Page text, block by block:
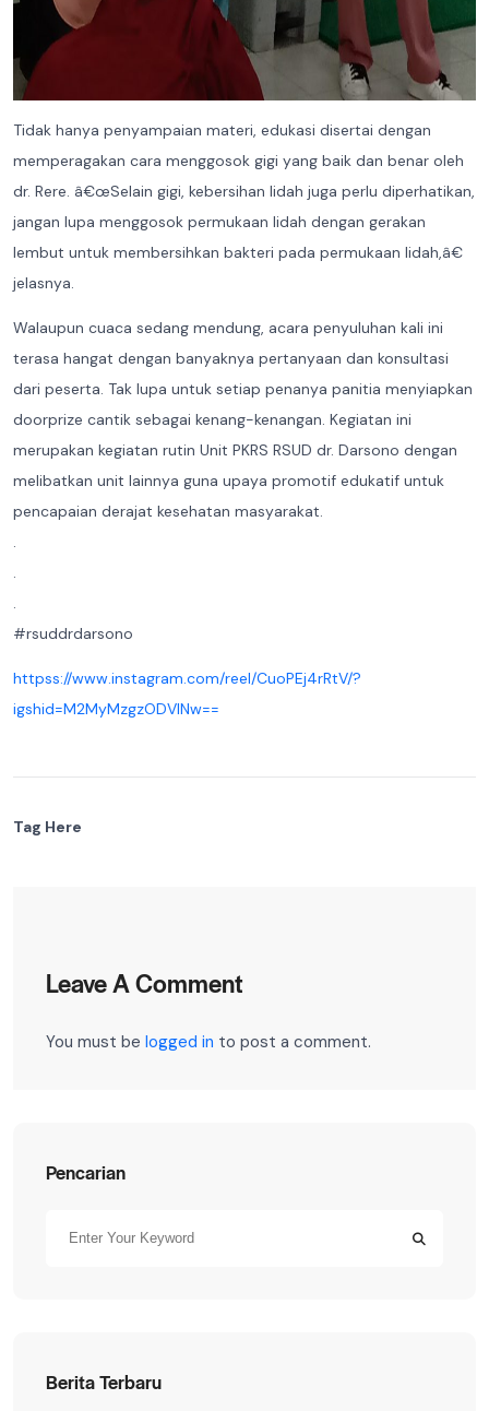
Tidak hanya penyampaian materi, edukasi disertai dengan
memperagakan cara menggosok gigi yang baik dan benar oleh
dr. Rere. â€œSelain gigi, kebersihan lidah juga perlu diperhatikan,
jangan lupa menggosok permukaan lidah dengan gerakan
lembut untuk membersihkan bakteri pada permukaan lidah,â€
jelasnya.
Walaupun cuaca sedang mendung, acara penyuluhan kali ini
terasa hangat dengan banyaknya pertanyaan dan konsultasi
dari peserta. Tak lupa untuk setiap penanya panitia menyiapkan
doorprize cantik sebagai kenang-kenangan. Kegiatan ini
merupakan kegiatan rutin Unit PKRS RSUD dr. Darsono dengan
melibatkan unit lainnya guna upaya promotif edukatif untuk
pencapaian derajat kesehatan masyarakat.
.
.
.
#rsuddrdarsono
httpss://www.instagram.com/reel/CuoPEj4rRtV/?
igshid=M2MyMzgzODVlNw==
Tag Here
Leave A Comment
You must be logged in to post a comment.
Pencarian
Berita Terbaru